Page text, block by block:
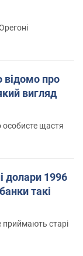
про
вигляд
особисте щастя
долари 1996
такі
приймають старі